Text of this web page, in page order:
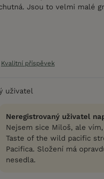
Jsou to velmi malé
Kvalitní příspěvek
uživatel
Neregistrovaný uživatel
Nejsem sice Miloš, ale
Taste of the wild pacific
Pacifica. Složení má
nesedla.